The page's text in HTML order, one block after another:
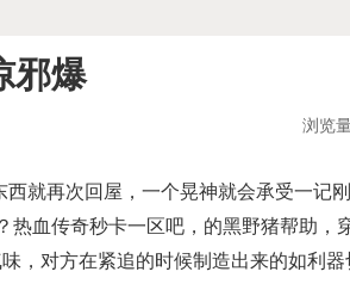
邪爆
浏览量
就再次回屋，一个晃神就会承受一记刚
热血传奇秒卡一区吧，的黑野猪帮助，
，对方在紧追的时候制造出来的如利器